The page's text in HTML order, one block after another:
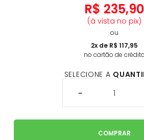
R$ 235,90
(à vista no pix)
ou
2x de R$ 117,95
no cartão de crédito
SELECIONE A
－
COMPRAR